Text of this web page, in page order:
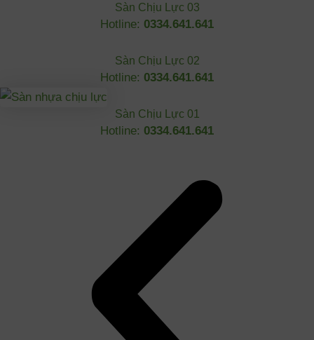
Sàn Chịu Lực 03
Hotline: 0334.641.641
Sàn Chịu Lực 02
Hotline: 0334.641.641
Sàn Chịu Lực 01
Hotline: 0334.641.641